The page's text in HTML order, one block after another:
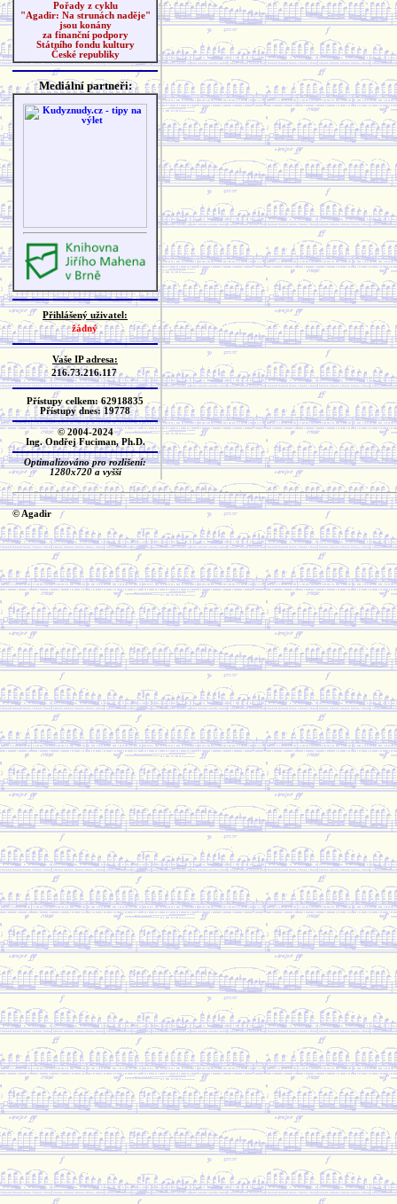
Pořady z cyklu
"Agadir: Na strunách naděje"
jsou konány
za finanční podpory
Státního fondu kultury
České republiky
Mediální partneři:
Přihlášený uživatel:
žádný
Vaše IP adresa:
216.73.216.117
Přístupy celkem: 62918835
Přístupy dnes: 19778
© 2004-2024
Ing. Ondřej Fuciman, Ph.D.
Optimalizováno pro rozlišení:
1280x720 a vyšší
© Agadir